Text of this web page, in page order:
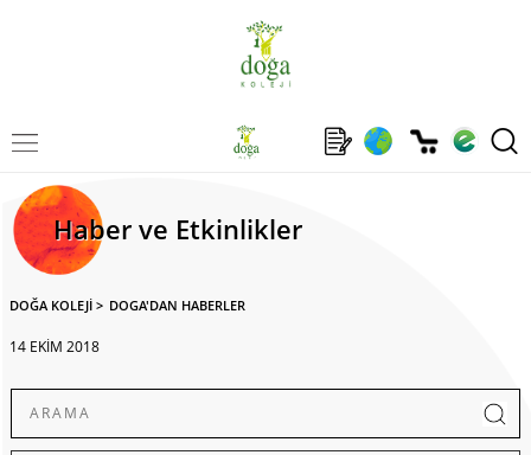
Haber ve Etkinlikler
DOĞA KOLEJİ > DOGA'DAN HABERLER
14 EKİM 2018